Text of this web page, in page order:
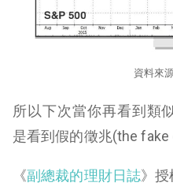
資料來
所以下次當你再看到類
是看到假的徵兆(the fake
《副總裁的理財日誌》授